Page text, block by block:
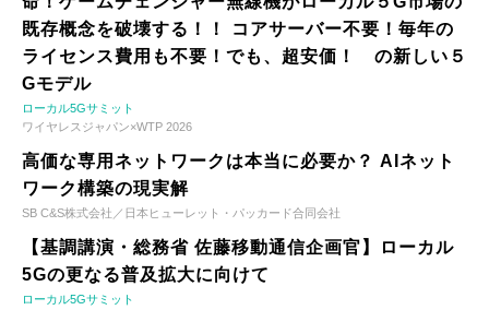
既存概念を破壊する！！ コアサーバー不要！毎年の
ライセンス費用も不要！でも、超安価！ の新しい５
Gモデル
ローカル5Gサミット
ワイヤレスジャパン×WTP 2026
高価な専用ネットワークは本当に必要か？ AIネット
ワーク構築の現実解
SB C&S株式会社／日本ヒューレット・パッカード合同会社
【基調講演・総務省 佐藤移動通信企画官】ローカル
5Gの更なる普及拡大に向けて
ローカル5Gサミット